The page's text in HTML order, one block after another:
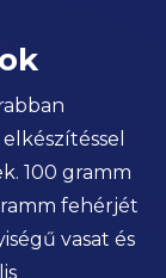
100 gramm
fehérjét
vasat és